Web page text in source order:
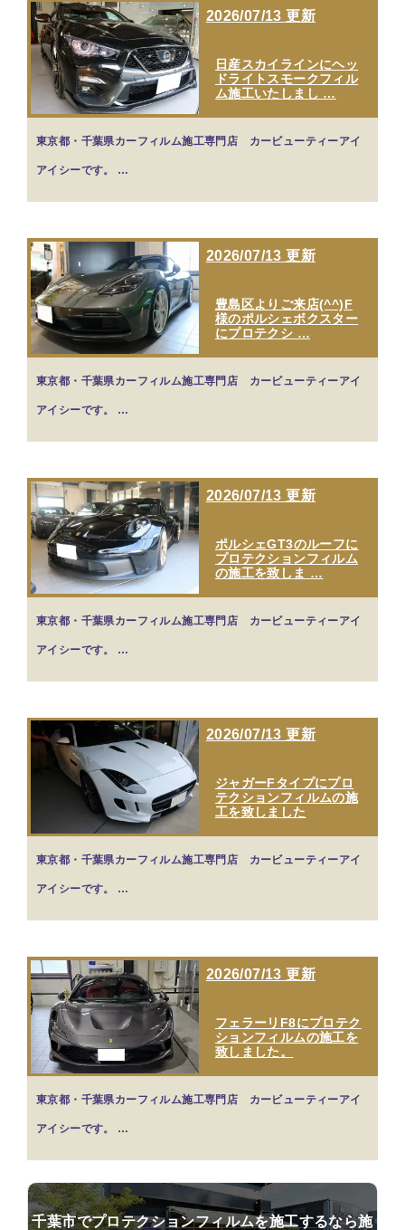
2026/07/13 更新
日産スカイラインにヘッ
ドライトスモークフィル
ム施工いたしまし …
東京都・千葉県カーフィルム施工専門店 カービューティーアイ
アイシーです。 …
2026/07/13 更新
豊島区よりご来店(^^)F
様のポルシェボクスター
にプロテクシ …
東京都・千葉県カーフィルム施工専門店 カービューティーアイ
アイシーです。 …
2026/07/13 更新
ポルシェGT3のルーフに
プロテクションフィルム
の施工を致しま …
東京都・千葉県カーフィルム施工専門店 カービューティーアイ
アイシーです。 …
2026/07/13 更新
ジャガーFタイプにプロ
テクションフィルムの施
工を致しました
東京都・千葉県カーフィルム施工専門店 カービューティーアイ
アイシーです。 …
2026/07/13 更新
フェラーリF8にプロテク
ションフィルムの施工を
致しました。
東京都・千葉県カーフィルム施工専門店 カービューティーアイ
アイシーです。 …
千葉市でプロテクションフィルムを施工するなら施